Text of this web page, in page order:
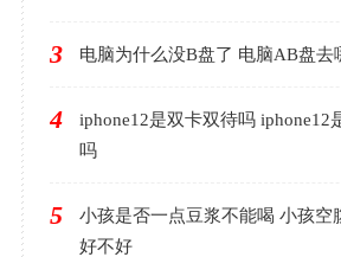
3 电脑为什么没B盘了 电脑AB盘去
4
iphone12是双卡双待吗 iphone12
吗
5
小孩是否一点豆浆不能喝 小孩空
好不好